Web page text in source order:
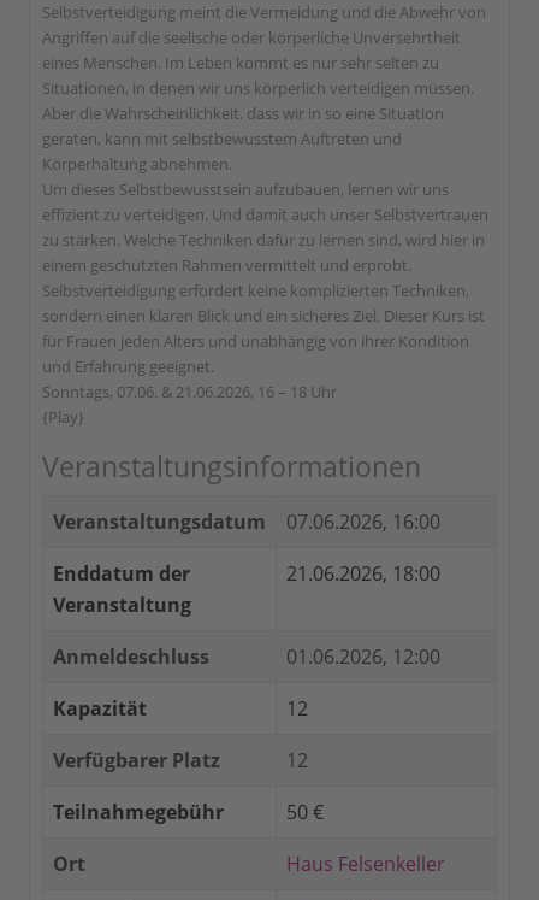
Selbstverteidigung meint die Vermeidung und die Abwehr von
Angriffen auf die seelische oder körperliche Unversehrtheit
eines Menschen. Im Leben kommt es nur sehr selten zu
Situationen, in denen wir uns körperlich verteidigen müssen.
Aber die Wahrscheinlichkeit, dass wir in so eine Situation
geraten, kann mit selbstbewusstem Auftreten und
Körperhaltung abnehmen.
Um dieses Selbstbewusstsein aufzubauen, lernen wir uns
effizient zu verteidigen. Und damit auch unser Selbstvertrauen
zu stärken. Welche Techniken dafür zu lernen sind, wird hier in
einem geschützten Rahmen vermittelt und erprobt.
Selbstverteidigung erfordert keine komplizierten Techniken,
sondern einen klaren Blick und ein sicheres Ziel. Dieser Kurs ist
für Frauen jeden Alters und unabhängig von ihrer Kondition
und Erfahrung geeignet.
Sonntags, 07.06. & 21.06.2026, 16 – 18 Uhr
{Play}
Veranstaltungsinformationen
Veranstaltungsdatum
07.06.2026, 16:00
Enddatum der
Veranstaltung
21.06.2026, 18:00
Anmeldeschluss
01.06.2026, 12:00
Kapazität
12
Verfügbarer Platz
12
Teilnahmegebühr
50 €
Ort
Haus Felsenkeller